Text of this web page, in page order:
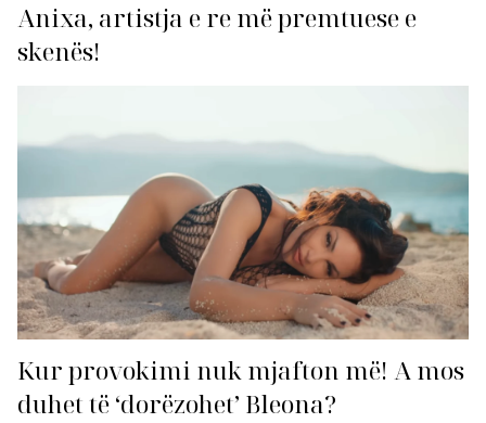
Anixa, artistja e re më premtuese e
skenës!
Kur provokimi nuk mjafton më! A mos
duhet të ‘dorëzohet’ Bleona?